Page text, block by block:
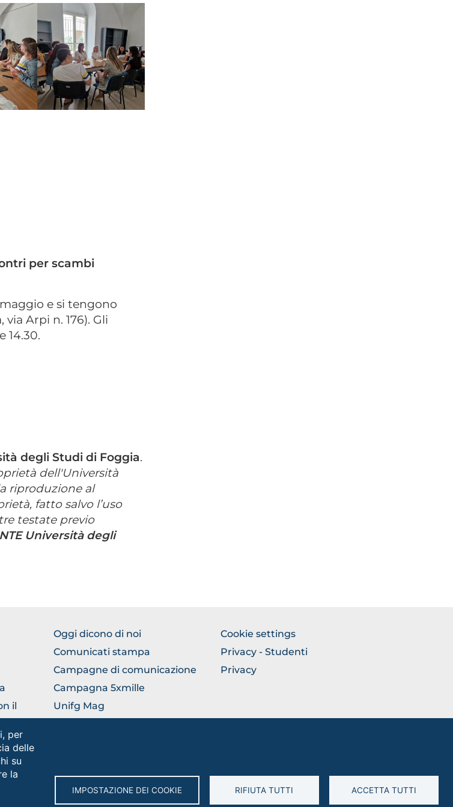
per
delle
su
la
IMPOSTAZIONE DEI COOKIE RIFIUTA TUTTI ACCETTA TUTTI
per scambi
e si tengono
Arpi n. 176). Gli
14.30.
degli Studi di Foggia.
dell'Università
riproduzione al
fatto salvo l’uso
testate previo
Università degli
il
FOOTER
COMUNICAZIONE
Oggi dicono di noi
Comunicati stampa
Campagne di comunicazione
Campagna 5xmille
Unifg Mag
FOOTER
COLONNA
DESTRA
Cookie settings
Privacy - Studenti
Privacy
Social